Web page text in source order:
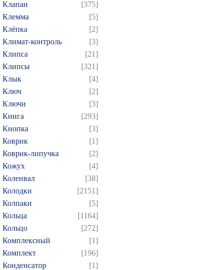
Клапан
[375]
Клемма
[5]
Клёпка
[2]
Климат-контроль
[3]
Клипса
[21]
Клипсы
[321]
Клык
[4]
Ключ
[2]
Ключи
[3]
Книга
[293]
Кнопка
[3]
Коврик
[1]
Коврик-липучка
[2]
Кожух
[4]
Коленвал
[38]
Колодки
[2151]
Колпаки
[5]
Кольца
[1164]
Кольцо
[272]
Комплексный
[1]
Комплект
[196]
Конденсатор
[1]